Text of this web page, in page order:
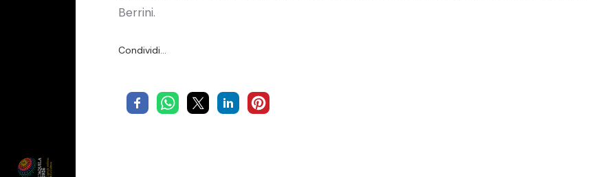
Berrini.
Condividi…